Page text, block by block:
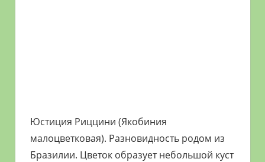
Юстиция Риццини (Якобиния
малоцветковая). Разновидность родом из
Бразилии. Цветок образует небольшой куст